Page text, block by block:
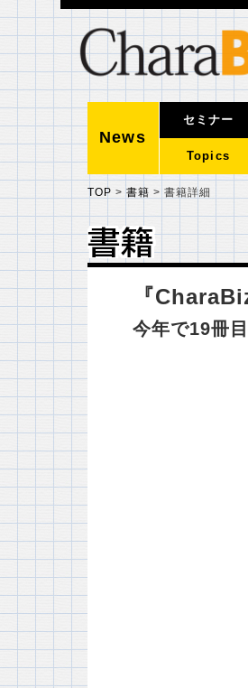
News
セミナー
Topics
TOP > 書籍 >書籍詳細
書籍
書籍
『
今年で19冊